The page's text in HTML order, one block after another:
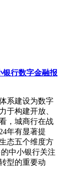
银行数字金融报
系建设为数字
于构建开放、
，城商行在战
年有显著提
态五个维度方
中小银行关注
型的重要动